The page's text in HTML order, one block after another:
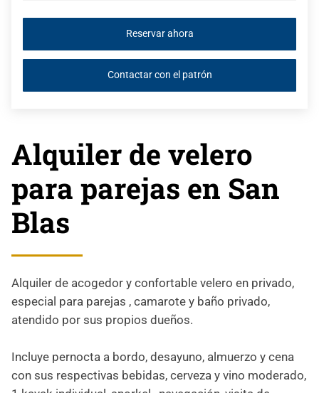
Alquiler de velero
para parejas en San
Blas
Alquiler de acogedor y confortable velero en privado,
especial para parejas , camarote y baño privado,
atendido por sus propios dueños.
Incluye pernocta a bordo, desayuno, almuerzo y cena
con sus respectivas bebidas, cerveza y vino moderado,
Contactar con el patrón